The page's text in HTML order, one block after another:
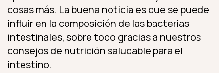
cosas más. La buena noticia es que se puede
influir en la composición de las bacterias
intestinales, sobre todo gracias a nuestros
consejos de nutrición saludable para el
intestino.